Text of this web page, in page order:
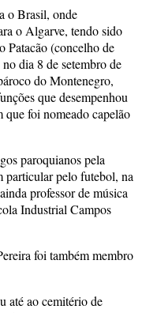
o Brasil, onde
o Algarve, tendo sido
Patacão (concelho de
dia 8 de setembro de
do Montenegro,
que desempenhou
que foi nomeado capelão
paroquianos pela
particular pelo futebol, na
professor de música
Industrial Campos
foi também membro
até ao cemitério de